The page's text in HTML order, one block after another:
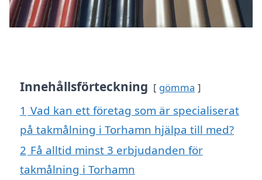
Innehållsförteckning gömma
1 Vad kan ett företag som är specialiserat
på takmålning i Torhamn hjälpa till med?
2 Få alltid minst 3 erbjudanden för
takmålning i Torhamn